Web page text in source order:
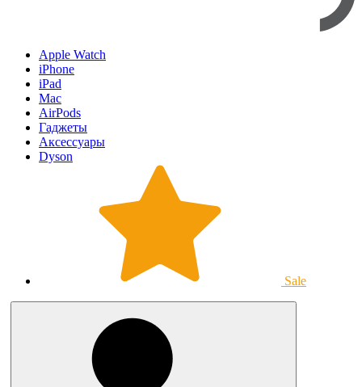
Apple Watch
iPhone
iPad
Mac
AirPods
Гаджеты
Аксессуары
Dyson
Sale